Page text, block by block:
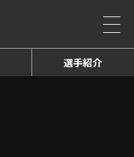
選手紹介
お知らせ詳細